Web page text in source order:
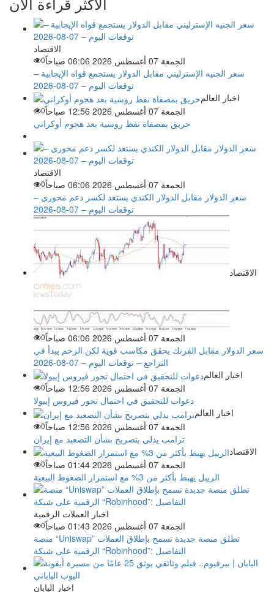
الاقتصاد
الجمعة 07 أغسطس 2026 06:06 صباحاً
0
سعر الجنيه الإسترليني مقابل الدولار يستجمع قواه الإيجابية –
توقعات اليوم – 07-08-2026
اخبار العالم
الجمعة 07 أغسطس 2026 12:56 صباحاً
0
حريق بمصفاة نفط روسية بعد هجوم أوكراني
الاقتصاد
الجمعة 07 أغسطس 2026 06:06 صباحاً
0
سعر الدولار مقابل الدولار الكندي يستعد لكسر دعم محوري –
توقعات اليوم – 07-08-2026
الاقتصاد
الجمعة 07 أغسطس 2026 06:06 صباحاً 0
سعر الدولار مقابل الفرنك يحقق مكاسب قوية لكن الزخم يبدأ في
التراجع – توقعات اليوم – 07-08-2026
اخبار العالم
الجمعة 07 أغسطس 2026 12:56 صباحاً
0
دعوات للتحقيق في احتمال تحور فيروس إيبولا
اخبار العالم
الجمعة 07 أغسطس 2026 12:56 صباحاً
0
ترامب يدلي بتصريح بشأن التصعيد مع إيران
الاقتصاد
الجمعة 07 أغسطس 2026 01:44 صباحاً
0
الريبل يهبط بأكثر من 3% مع استمرار الضغوط البيعية
اخبار العملات الرقمية
الجمعة 07 أغسطس 2026 01:43 صباحاً
0
منصة “Uniswap” تطلق منصة جديدة تسمح بإطلاق العملات
الرقمية على شبكة “Robinhood”: التفاصيل
اخبار اليابان